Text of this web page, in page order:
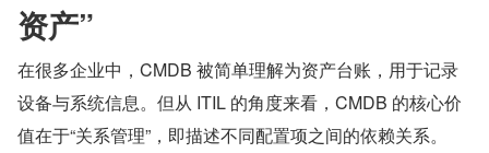
资产”
在很多企业中，CMDB 被简单理解为资产台账，用于记录
设备与系统信息。但从 ITIL 的角度来看，CMDB 的核心价
值在于“关系管理”，即描述不同配置项之间的依赖关系。